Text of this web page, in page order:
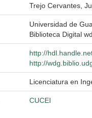
Trejo Cervantes,
Universidad de
Biblioteca Digital
http://
http://
Licenciatura en
CUCEI